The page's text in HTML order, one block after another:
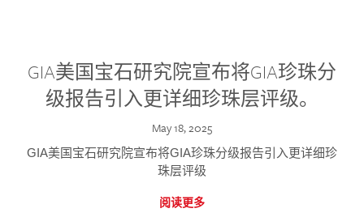
GIA美国宝石研究院宣布将GIA珍珠分
级报告引入更详细珍珠层评级。
May 18, 2025
GIA美国宝石研究院宣布将GIA珍珠分级报告引入更详细珍
珠层评级
阅读更多